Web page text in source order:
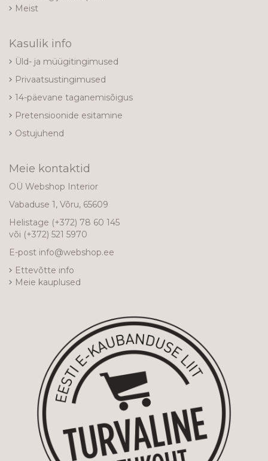
Meist
Kasulik info
Üld- ja müügitingimused
Privaatsustingimused
14-päevane taganemisõigus
Pretensioonide esitamine
Ostujuhend
Meie kontaktid
OÜ Webshop Interior
Vabaduse 1, Võru, 65609
Helistage (+372) 78 60 145
või (+372) 521 5970
E-post info@webshop.ee
Ettevõtte info
Meie kauplused